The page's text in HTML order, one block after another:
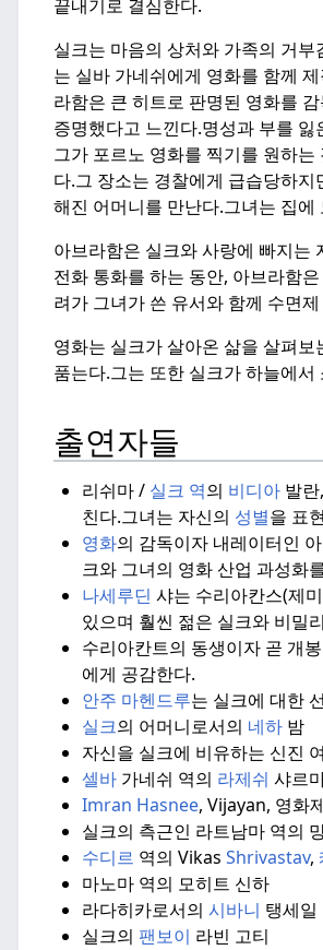
끝내기로 결심한다.
실크는 마음의 상처와 가족의 거
는 실바 가네쉬에게 영화를 함께
라함은 큰 히트로 판명된 영화를
증명했다고 느낀다.명성과 부를 잃
그가 포르노 영화를 찍기를 원하
다.그 장소는 경찰에게 급습당하
해진 어머니를 만난다.그녀는 집에
아브라함은 실크와 사랑에 빠지는
전화 통화를 하는 동안, 아브라함
려가 그녀가 쓴 유서와 함께 수면
영화는 실크가 살아온 삶을 살펴
품는다.그는 또한 실크가 하늘에
출연자들
리쉬마 / 실크 역의 비디아발란
친다.그녀는 자신의 성별을 표
영화의 감독이자 내레이터인
크와 그녀의 영화 산업 과성화
나세루딘 샤는 수리아칸스(제
있으며 훨씬 젊은 실크와 비밀
수리아칸트의 동생이자 곧 개
에게 공감한다.
안주 마헨드루는 실크에 대한
실크의 어머니로서의 네하밤
자신을 실크에 비유하는 신진
셀바가네쉬 역의 라제쉬 샤르
Imran Hasnee, Vijayan, 영화
실크의 측근인 라트남마 역의
수디르 역의 Vikas Shrivastav,
마노마 역의 모히트 신하
라다히카로서의 시바니 탱세일
실크의 팬보이 라빈 고티